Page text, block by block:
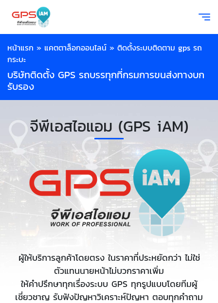
หน้าแรก » แคตตาล็อกออนไลน์ » ติดตั้งระบบติดตาม gps รถ
กระบะ
บริษัทติดตั้ง GPS รถบรรทุกที่กรมการขนส่งทางบก
รับรอง
จีพีเอสไอแอม (GPS iAM)
ผู้ให้บริการลูกค้าโดยตรง ในราคาที่ประหยัดกว่า ไม่ใช่
ตัวแทนนายหน้าไม่บวกราคาเพิ่ม
ให้คำปรึกษาทุกเรื่องระบบ GPS ทุกรูปแบบโดยทีมผู้
เชี่ยวชาญ รับฟังปัญหาวิเคราะห์ปัญหา ตอบทุกคำถาม